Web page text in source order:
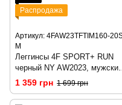
Распродажа
Артикул: 4FAW23TFTIM160-
M
Леггинсы 4F SPORT+ RUN
черный NY AW2023, мужские
M(р)
1 359 грн 1 699 грн